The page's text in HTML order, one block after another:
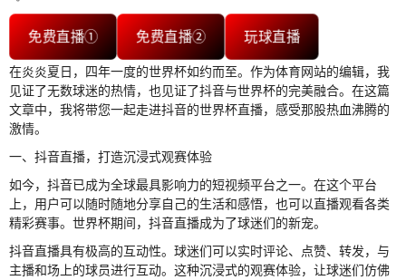
免费直播① 免费直播② 玩球直播
在炎炎夏日，四年一度的世界杯如约而至。作为体育网站的编辑，我
见证了无数球迷的热情，也见证了抖音与世界杯的完美融合。在这篇
文章中，我将带您一起走进抖音的世界杯直播，感受那股热血沸腾的
激情。
一、抖音直播，打造沉浸式观赛体验
如今，抖音已成为全球最具影响力的短视频平台之一。在这个平台
上，用户可以随时随地分享自己的生活和感悟，也可以直播观看各类
精彩赛事。世界杯期间，抖音直播成为了球迷们的新宠。
抖音直播具有极高的互动性。球迷们可以实时评论、点赞、转发，与
主播和场上的球员进行互动。这种沉浸式的观赛体验，让球迷们仿佛